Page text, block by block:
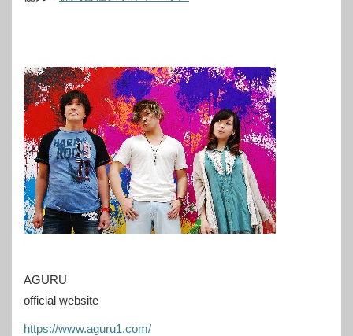
AGURU
official website
https://www.aguru1.com/